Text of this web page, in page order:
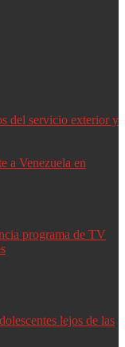
del servicio exterior y
a Venezuela en
programa de TV
lejos de las